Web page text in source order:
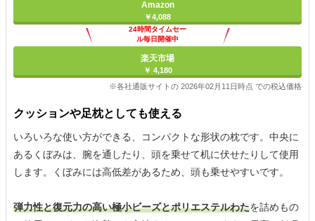
Amazon
￥4,088
24時間タイムセー
ル毎日開催中
楽天市場
￥ 4,180
※各社通販サイトの 2026年02月11日時点 での税込価格
クッションや足枕としても使える
いろいろな使い方ができる、コンパクトな形状の枕です。中央に
あるくぼみは、腕を通したり、頭を乗せて机に伏せたりして使用
します。くぼみには高低差があるため、頭も乗せやすいです。
弾力性と復元力の高い極小ビーズとポリエステルわたを詰めもの